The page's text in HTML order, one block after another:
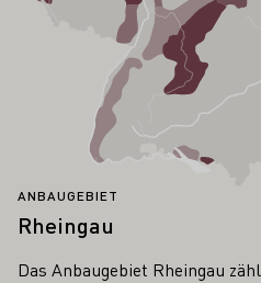
ANBAUGEBIET
Rheingau
Das Anbaugebiet Rheingau